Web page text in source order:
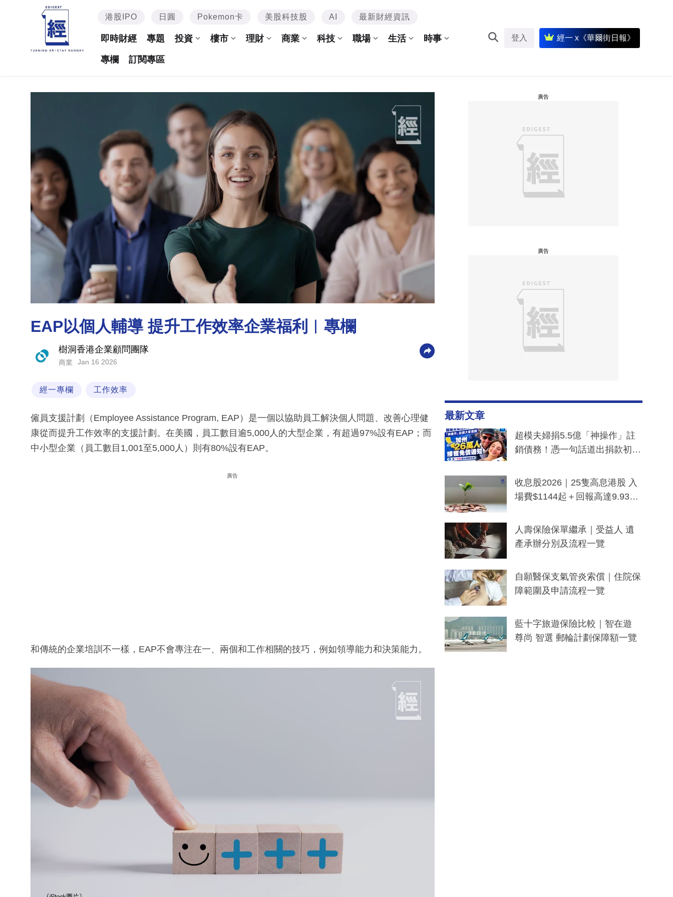
港股IPO 日圓 Pokemon卡 美股科技股 AI 最新財經資訊
即時財經 專題 投資 樓市 理財 商業 科技 職場 生活 時事
專欄 訂閱專區
登入 經一 x《華爾街日報》
EAP以個人輔導 提升工作效率企業福利︳專欄
樹洞香港企業顧問團隊
商業 Jan 16 2026
經一專欄 工作效率
僱員支援計劃（Employee Assistance Program, EAP）是一個以協助員工解決個人問題、改善心理健
康從而提升工作效率的支援計劃。在美國，員工數目逾5,000人的大型企業，有超過97%設有EAP；而
中小型企業（員工數目1,001至5,000人）則有80%設有EAP。
廣告
和傳統的企業培訓不一樣，EAP不會專注在一、兩個和工作相關的技巧，例如領導能力和決策能力。
廣告
廣告
最新文章
超模夫婦捐5.5億「神操作」註
銷債務！憑一句話道出捐款初
一度被誤當詐騙手段
收息股2026｜25隻高息港股 入
場費$1144起＋回報高達9.93
人壽保險保單繼承｜受益人 遺
產承辦分別及流程一覽
自願醫保支氣管炎索償｜住院保
障範圍及申請流程一覽
藍十字旅遊保險比較｜智在遊
尊尚 智選 郵輪計劃保障額一覽